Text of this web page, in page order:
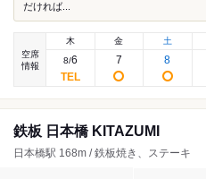
だければ...
空席
情報
木
8/6
金
7
土
8
鉄板 日本橋 KITAZUMI
日本橋駅 168m / 鉄板焼き、ステーキ